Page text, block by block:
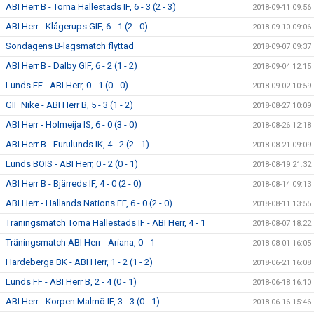
ABI Herr B - Torna Hällestads IF, 6 - 3 (2 - 3) 2018-09-11 09:56
ABI Herr - Klågerups GIF, 6 - 1 (2 - 0) 2018-09-10 09:06
Söndagens B-lagsmatch flyttad 2018-09-07 09:37
ABI Herr B - Dalby GIF, 6 - 2 (1 - 2) 2018-09-04 12:15
Lunds FF - ABI Herr, 0 - 1 (0 - 0) 2018-09-02 10:59
GIF Nike - ABI Herr B, 5 - 3 (1 - 2) 2018-08-27 10:09
ABI Herr - Holmeija IS, 6 - 0 (3 - 0) 2018-08-26 12:18
ABI Herr B - Furulunds IK, 4 - 2 (2 - 1) 2018-08-21 09:09
Lunds BOIS - ABI Herr, 0 - 2 (0 - 1) 2018-08-19 21:32
ABI Herr B - Bjärreds IF, 4 - 0 (2 - 0) 2018-08-14 09:13
ABI Herr - Hallands Nations FF, 6 - 0 (2 - 0) 2018-08-11 13:55
Träningsmatch Torna Hällestads IF - ABI Herr, 4 - 1 2018-08-07 18:22
Träningsmatch ABI Herr - Ariana, 0 - 1 2018-08-01 16:05
Hardeberga BK - ABI Herr, 1 - 2 (1 - 2) 2018-06-21 16:08
Lunds FF - ABI Herr B, 2 - 4 (0 - 1) 2018-06-18 16:10
ABI Herr - Korpen Malmö IF, 3 - 3 (0 - 1) 2018-06-16 15:46